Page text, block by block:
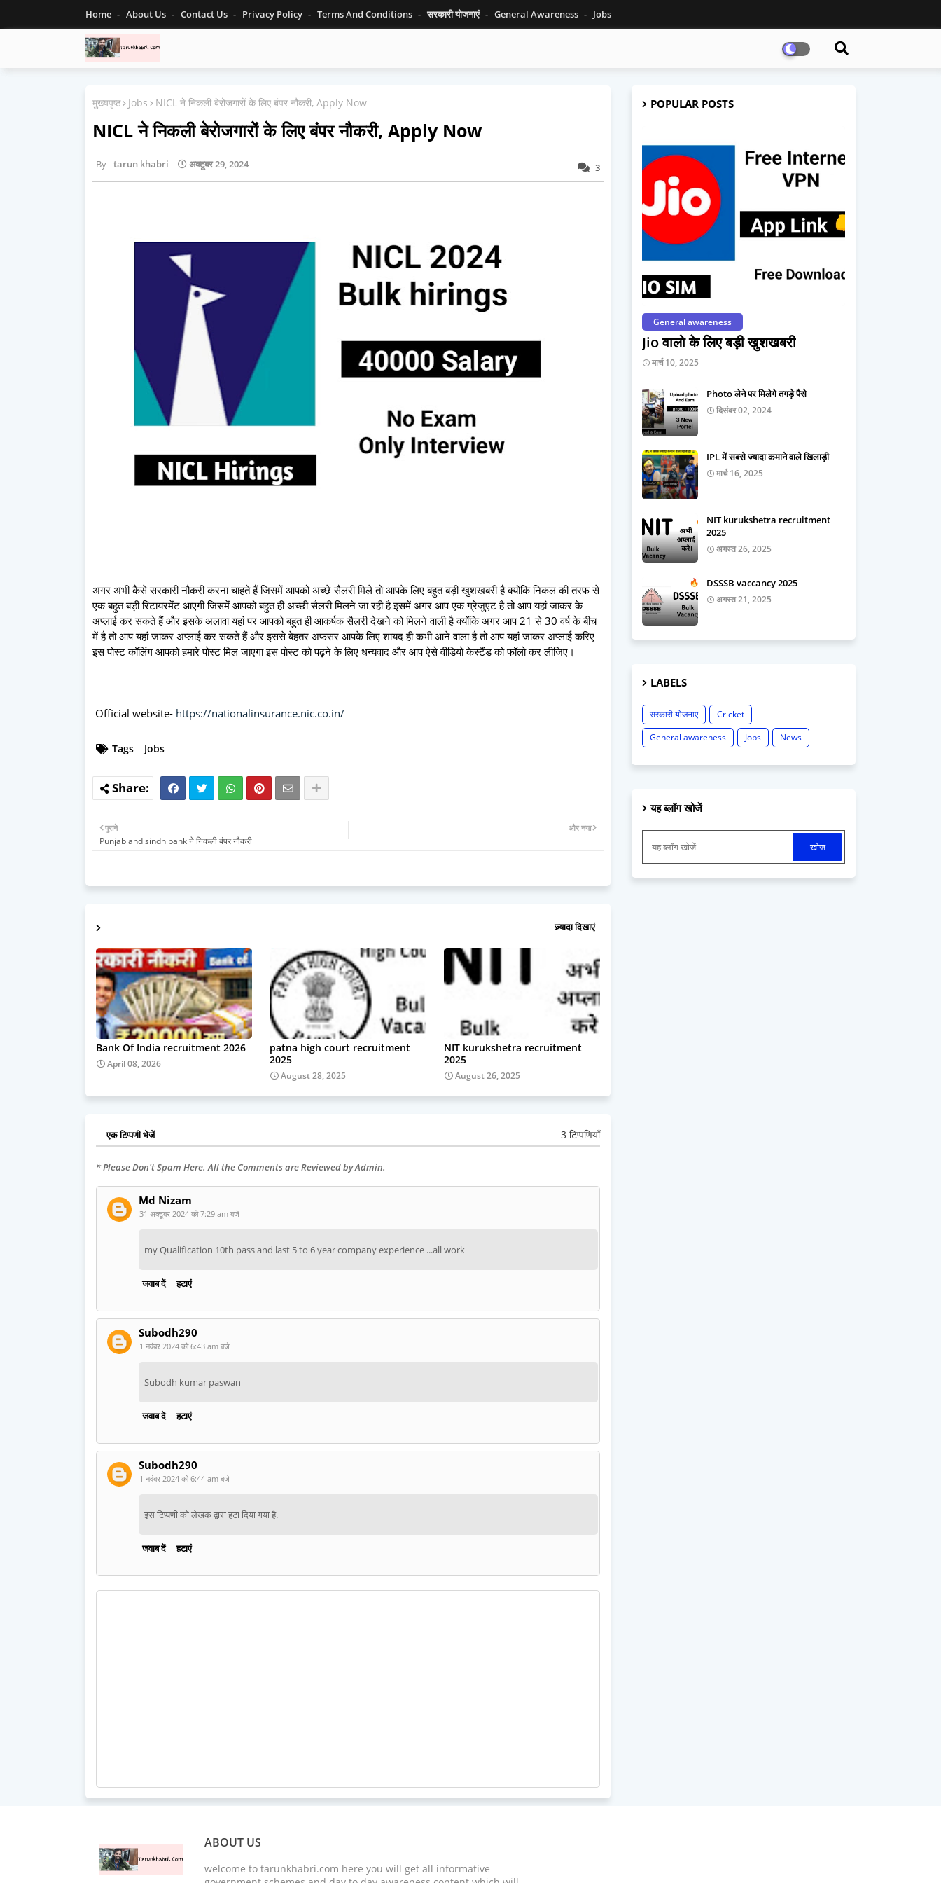
Home About Us Contact Us Privacy Policy Terms And Conditions सरकारी योजनाएं General Awareness Jobs
मुख्यपृष्ठ Jobs NICL ने निकली बेरोजगारों के लिए बंपर नौकरी, Apply Now
NICL ने निकली बेरोजगारों के लिए बंपर नौकरी, Apply Now
3
tarun khabri अक्टूबर 29, 2024
अगर अभी कैसे सरकारी नौकरी करना चाहते हैं जिसमें आपको अच्छे सैलरी मिले तो आपके लिए बहुत बड़ी खुशखबरी है क्योंकि निकल की तरफ से
एक बहुत बड़ी रिटायरमेंट आएगी जिसमें आपको बहुत ही अच्छी सैलरी मिलने जा रही है इसमें अगर आप एक ग्रेजुएट है तो आप यहां जाकर के
अप्लाई कर सकते हैं और इसके अलावा यहां पर आपको बहुत ही आकर्षक सैलरी देखने को मिलने वाली है क्योंकि अगर आप 21 से 30 वर्ष के बीच
में है तो आप यहां जाकर अप्लाई कर सकते हैं और इससे बेहतर अफसर आपके लिए शायद ही कभी आने वाला है तो आप यहां जाकर अप्लाई करिए
इस पोस्ट कॉलिंग आपको हमारे पोस्ट मिल जाएगा इस पोस्ट को पढ़ने के लिए धन्यवाद और आप ऐसे वीडियो केस्टैंड को फॉलो कर लीजिए।
Official website- https://nationalinsurance.nic.co.in/
Tags Jobs
और नया
पुराने
Punjab and sindh bank ने निकली बंपर नौकरी
ज़्यादा दिखाएं
Bank Of India recruitment 2026
April 08, 2026
patna high court recruitment
2025
August 28, 2025
NIT kurukshetra recruitment
2025
August 26, 2025
एक टिप्पणी भेजें 3 टिप्पणियाँ
* Please Don't Spam Here. All the Comments are Reviewed by Admin.
Md Nizam
31 अक्टूबर 2024 को 7:29 am बजे
my Qualification 10th pass and last 5 to 6 year company experience ...all work
जवाब दें हटाएं
Subodh290
1 नवंबर 2024 को 6:43 am बजे
Subodh kumar paswan
जवाब दें हटाएं
Subodh290
1 नवंबर 2024 को 6:44 am बजे
इस टिप्पणी को लेखक द्वारा हटा दिया गया है.
जवाब दें हटाएं
POPULAR POSTS
General awareness
Jio वालो के लिए बड़ी खुशखबरी
मार्च 10, 2025
Photo लेने पर मिलेगे तगड़े पैसे
दिसंबर 02, 2024
IPL में सबसे ज्यादा कमाने वाले खिलाड़ी
मार्च 16, 2025
NIT kurukshetra recruitment
2025
अगस्त 26, 2025
DSSSB vaccancy 2025
अगस्त 21, 2025
LABELS
सरकारी योजनाए
Cricket
General awareness
Jobs News
यह ब्लॉग खोजें
ABOUT US
welcome to tarunkhabri.com here you will get all informative